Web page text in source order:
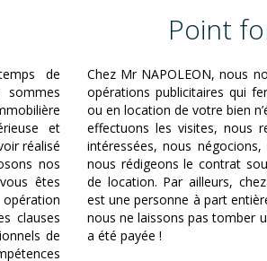
de
et
réalisé
nos
êtes
clauses
de
Point
Chez Mr NAPOLEON, nous
opérations publicitaires qui
ou en location de votre bien
effectuons les visites, nous
intéressées, nous
nous rédigeons le contrat
de location. Par ailleurs,
est une personne à part
nous ne laissons pas tomber
a été payée !